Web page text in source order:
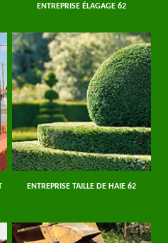
ENTREPRISE ÉLAGAGE 62
ENTREPRISE TAILLE DE HAIE 62